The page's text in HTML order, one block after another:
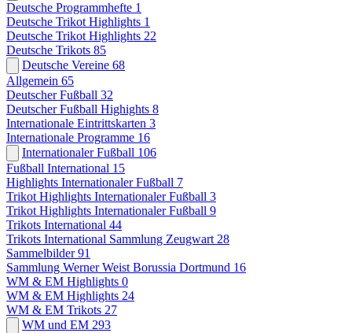
Deutsche Programmhefte 1
Deutsche Trikot Highlights 1
Deutsche Trikot Highlights 22
Deutsche Trikots 85
Deutsche Vereine 68
Allgemein 65
Deutscher Fußball 32
Deutscher Fußball Highights 8
Internationale Eintrittskarten 3
Internationale Programme 16
Internationaler Fußball 106
Fußball International 15
Highlights Internationaler Fußball 7
Trikot Highlights Internationaler Fußball 3
Trikot Highlights Internationaler Fußball 9
Trikots International 44
Trikots International Sammlung Zeugwart28
Sammelbilder 91
Sammlung Werner Weist Borussia Dortmund 16
WM & EM Highlights 0
WM & EM Highlights 24
WM & EM Trikots 27
WM und EM 293